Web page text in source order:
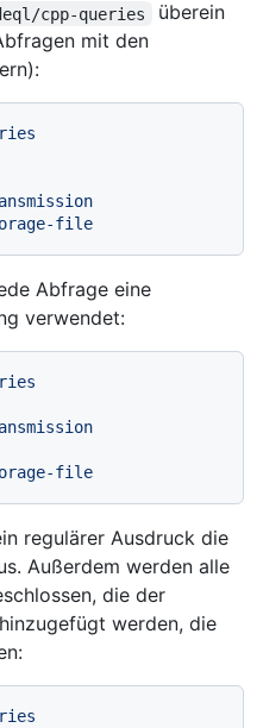
cpp-queries
überein
mit den
file
Abfrage eine
verwendet:
file
regulärer Ausdruck die
Außerdem werden alle
die der
werden, die